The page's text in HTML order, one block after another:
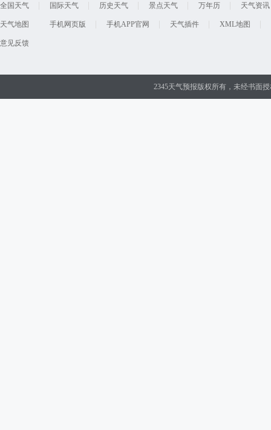
全国天气 国际天气 历史天气 景点天气 万年历 天气资讯
天气地图 手机网页版 手机APP官网 天气插件 XML地图
意见反馈
2345天气预报版权所有，未经书面